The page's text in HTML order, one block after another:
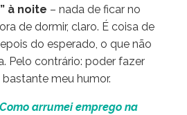
à noite – nada de ficar no
de dormir, claro. É coisa de
do esperado, o que não
Pelo contrário: poder fazer
meu humor.
arrumei emprego na